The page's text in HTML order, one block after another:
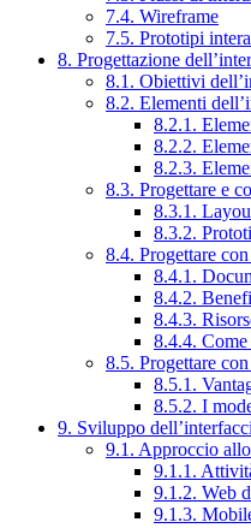
7.4. Wireframe
7.5. Prototipi
8. Progettazione
8.1. Obiettivi
8.2. Elementi
8.2.1.
8.2.2.
8.2.3.
8.3. Progettare e
8.3.1.
8.3.2.
8.4. Progettare
8.4.1.
8.4.2.
8.4.3.
8.4.4.
8.5. Progettare
8.5.1.
8.5.2. I
9. Sviluppo
9.1. Approccio
9.1.1.
9.1.2. Web
9.1.3.